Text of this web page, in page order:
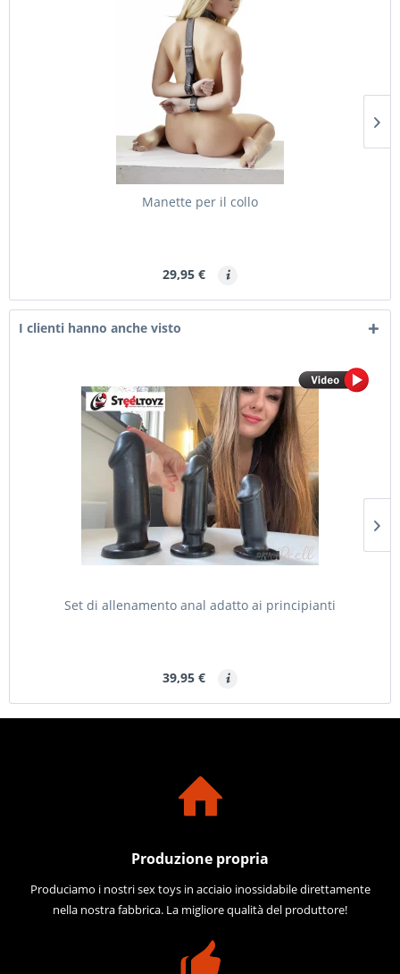
Manette per il collo
29,95 €
I clienti hanno anche visto
Set di allenamento anal adatto ai principianti
39,95 €
Produzione propria
Produciamo i nostri sex toys in acciaio inossidabile direttamente
nella nostra fabbrica. La migliore qualità del produttore!